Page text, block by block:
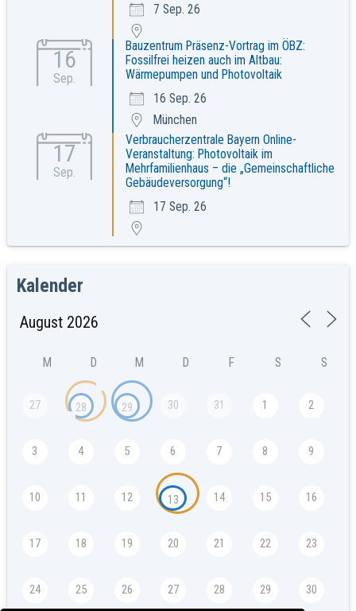
7 Sep. 26
16
Sep.
Bauzentrum Präsenz-Vortrag im ÖBZ:
Fossilfrei heizen auch im Altbau:
Wärmepumpen und Photovoltaik
16 Sep. 26
München
17
Sep.
Verbraucherzentrale Bayern Online-
Veranstaltung: Photovoltaik im
Mehrfamilienhaus – die „Gemeinschaftliche
Gebäudeversorgung“!
17 Sep. 26
Kalender
M D M D F S S
27 28 29 30 31 1 2
3 4 5 6 7 8 9
10 11 12 13 14 15 16
17 18 19 20 21 22 23
24 25 26 27 28 29 30